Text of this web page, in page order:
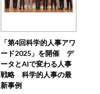
「第4回科学的人事アワ
ード2025」を開催 デ
ータとAIで変わる人事
戦略 科学的人事の最
新事例